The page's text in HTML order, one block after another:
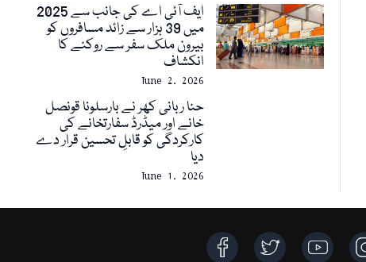
ایف آئی اے کی جانب سے 2025
میں 39 ہزار سے زائد مسافروں کو
بیرون ملک سفر سے روکنے کا
انکشاف
June 2, 2026
حنا ربانی کھر نے بارسلونا قونصل
خانے اور میڈرڈ سفارتخانے کی
کارکردگی کو قابلِ تحسین قرار دے
دیا
June 1, 2026